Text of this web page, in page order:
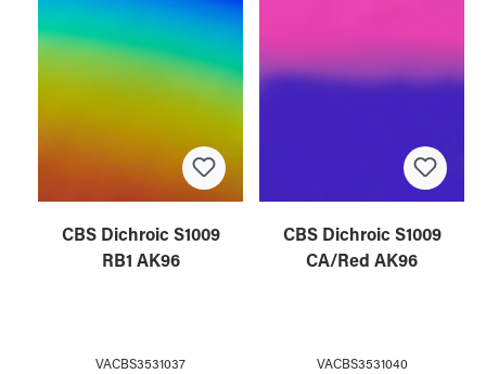
CBS Dichroic S1009
RB1 AK96
VACBS3531037
CBS Dichroic S1009
CA/Red AK96
VACBS3531040